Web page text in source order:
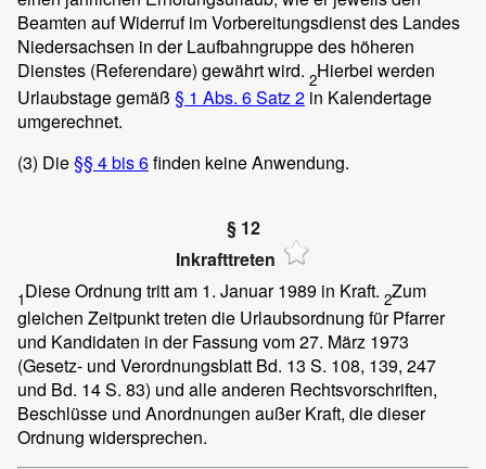
Beamten auf Widerruf im Vorbereitungsdienst des Landes
Niedersachsen in der Laufbahngruppe des höheren
Dienstes (Referendare) gewährt wird. 2Hierbei werden
Urlaubstage gemäß § 1 Abs. 6 Satz 2 in Kalendertage
umgerechnet.
(3) Die§§ 4 bis 6finden keine Anwendung.
§ 12
Inkrafttreten
1Diese Ordnung tritt am 1. Januar 1989 in Kraft. 2Zum
gleichen Zeitpunkt treten die Urlaubsordnung für Pfarrer
und Kandidaten in der Fassung vom 27. März 1973
(Gesetz- und Verordnungsblatt Bd. 13 S. 108, 139, 247
und Bd. 14 S. 83) und alle anderen Rechtsvorschriften,
Beschlüsse und Anordnungen außer Kraft, die dieser
Ordnung widersprechen.